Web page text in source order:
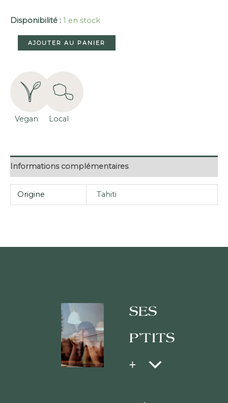
Disponibilité : 1 en stock
QUANTITÉ
AU
BEURRE
DE
KARITÉ
PARFUM
TIARE
L'ÎLOB
AJOUTER AU PANIER
Vegan Local
Informations complémentaires
Origine Tahiti
SES
P'TITS
+